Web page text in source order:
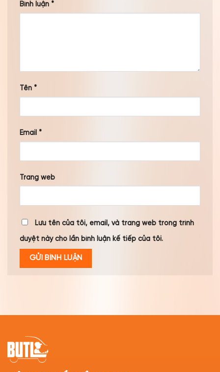
Bình luận *
Tên *
Email *
Trang web
Lưu tên của tôi, email, và trang web trong trình
duyệt này cho lần bình luận kế tiếp của tôi.